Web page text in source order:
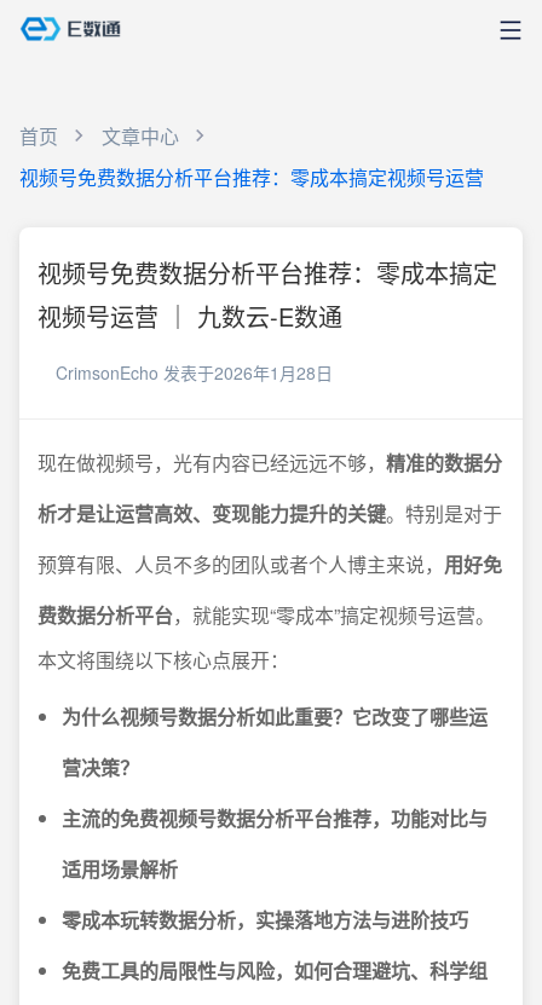
首页
文章中心
视频号免费数据分析平台推荐：零成本搞定视频号运营
视频号免费数据分析平台推荐：零成本搞定
视频号运营 ｜ 九数云-E数通
CrimsonEcho 发表于2026年1月28日
现在做视频号，光有内容已经远远不够， 精准的数据分
析才是让运营高效、变现能力提升的关键。特别是对于
预算有限、人员不多的团队或者个人博主来说， 用好免
费数据分析平台，就能实现“零成本”搞定视频号运营。
本文将围绕以下核心点展开：
为什么视频号数据分析如此重要？它改变了哪些运
营决策？
主流的免费视频号数据分析平台推荐，功能对比与
适用场景解析
零成本玩转数据分析，实操落地方法与进阶技巧
免费工具的局限性与风险，如何合理避坑、科学组